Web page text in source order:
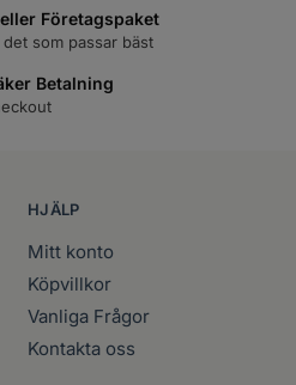
Företagspaket
det som passar bäst
Betalning
HJÄLP
Mitt konto
Köpvillkor
Vanliga Frågor
Kontakta oss